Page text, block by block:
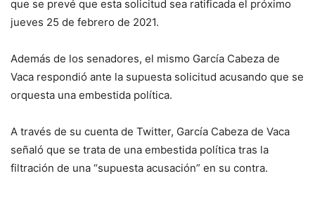
que se prevé que esta solicitud sea ratificada el próximo
jueves 25 de febrero de 2021.
Además de los senadores, el mismo García Cabeza de
Vaca respondió ante la supuesta solicitud acusando que se
orquesta una embestida política.
A través de su cuenta de Twitter, García Cabeza de Vaca
señaló que se trata de una embestida política tras la
filtración de una “supuesta acusación” en su contra.